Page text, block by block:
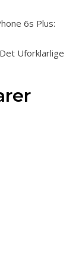
6s Plus:
Uforklarlige